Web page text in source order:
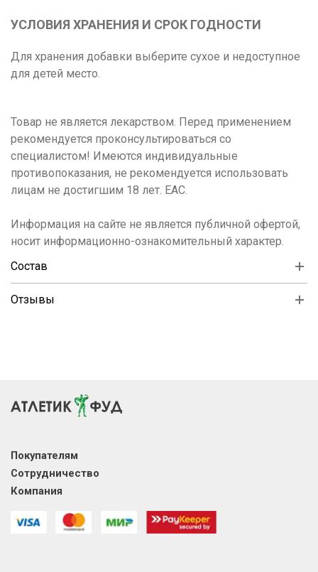
УСЛОВИЯ ХРАНЕНИЯ И СРОК ГОДНОСТИ
Для хранения добавки выберите сухое и недоступное
для детей место.
Товар не является лекарством. Перед применением
рекомендуется проконсультироваться со
специалистом! Имеются индивидуальные
противопоказания, не рекомендуется использовать
лицам не достигшим 18 лет. ЕАС.
Информация на сайте не является публичной офертой,
носит информационно-ознакомительный характер.
Состав
Отзывы
Покупателям
Сотрудничество
Компания